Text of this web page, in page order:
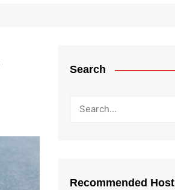
Search
Recommended Host